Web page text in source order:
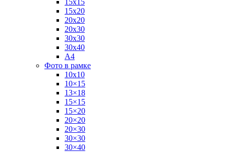
15х20
20х20
20х30
30х30
30х40
А4
Фото в рамке
10х10
10×15
13×18
15×15
15×20
20×20
20×30
30×30
30×40